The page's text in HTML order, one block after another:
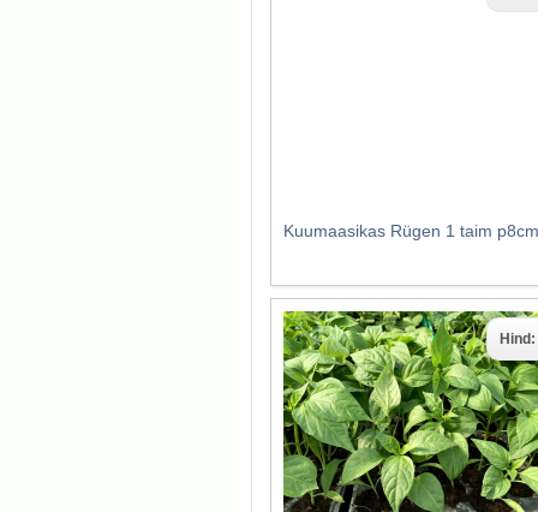
Kuumaasikas Rügen 1 taim p8cm
Hind: